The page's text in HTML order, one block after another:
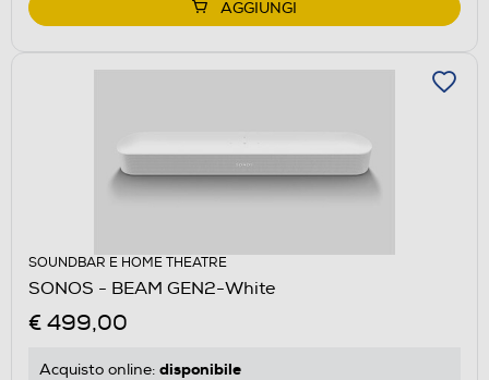
AGGIUNGI
SOUNDBAR E HOME THEATRE
SONOS - BEAM GEN2-White
€ 499,00
Acquisto online: disponibile